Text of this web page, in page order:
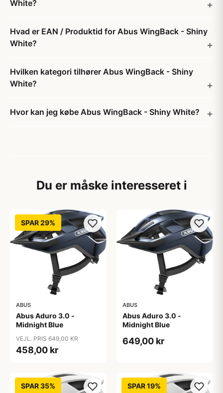
White?
Hvad er EAN / Produktid for Abus WingBack - Shiny
White?
Hvilken kategori tilhører Abus WingBack - Shiny
White?
Hvor kan jeg købe Abus WingBack - Shiny White?
Du er måske interesseret i
SPAR 29%
ABUS
Abus Aduro 3.0 -
Midnight Blue
VEJL. PRIS 649,00 KR
458,00 kr
ABUS
Abus Aduro 3.0 -
Midnight Blue
649,00 kr
SPAR 35% SPAR 19%